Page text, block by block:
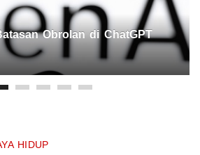
Obrolan di ChatGPT
HIDUP